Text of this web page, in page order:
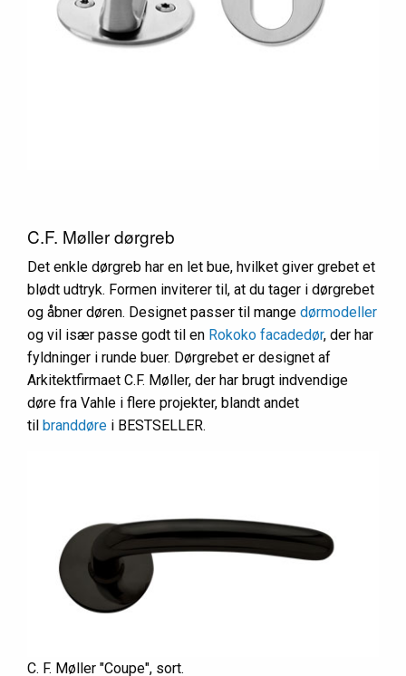
C.F. Møller dørgreb
Det enkle dørgreb har en let bue, hvilket giver grebet et
blødt udtryk. Formen inviterer til, at du tager i dørgrebet
og åbner døren. Designet passer til mange dørmodeller
og vil især passe godt til en Rokoko facadedør, der har
fyldninger i runde buer. Dørgrebet er designet af
Arkitektfirmaet C.F. Møller, der har brugt indvendige
døre fra Vahle i flere projekter, blandt andet
til branddøre i BESTSELLER.
C. F. Møller "Coupe", sort.